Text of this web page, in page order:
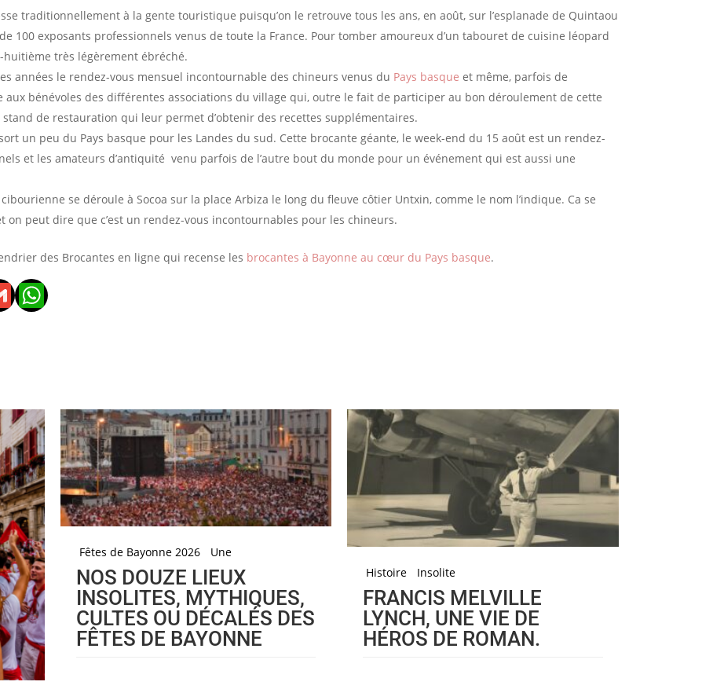
traditionnellement à la gente touristique puisqu’on le retrouve tous les ans, en août, sur l’esplanade de Quintaou
100 exposants professionnels venus de toute la France. Pour tomber amoureux d’un tabouret de cuisine léopard
très légèrement ébréché.
années le rendez-vous mensuel incontournable des chineurs venus du Pays basque et même, parfois de
aux bénévoles des différentes associations du village qui, outre le fait de participer au bon déroulement de cette
de restauration qui leur permet d’obtenir des recettes supplémentaires.
un peu du Pays basque pour les Landes du sud. Cette brocante géante, le week-end du 15 août est un rendez-
et les amateurs d’antiquité venu parfois de l’autre bout du monde pour un événement qui est aussi une
se déroule à Socoa sur la place Arbiza le long du fleuve côtier Untxin, comme le nom l’indique. Ca se
on peut dire que c’est un rendez-vous incontournables pour les chineurs.
des Brocantes en ligne qui recense les brocantes à Bayonne au cœur du Pays basque.
WhatsApp
Fêtes de Bayonne 2026 Une
NOS DOUZE LIEUX
INSOLITES, MYTHIQUES,
CULTES OU DÉCALÉS DES
FÊTES DE BAYONNE
Histoire Insolite
FRANCIS MELVILLE
LYNCH, UNE VIE DE
HÉROS DE ROMAN.